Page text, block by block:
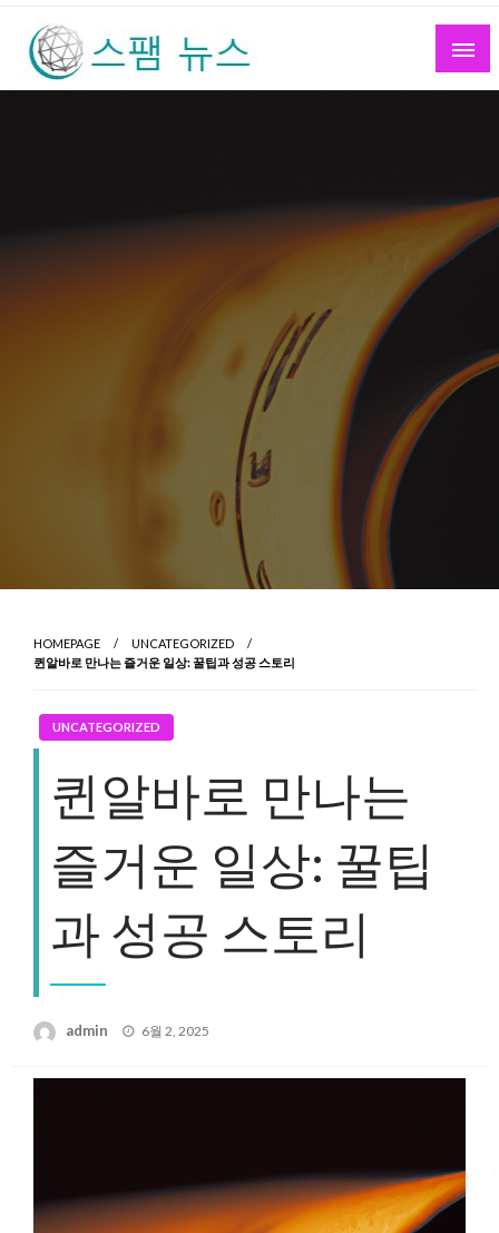
Skip
content
HOMEPAGE
UNCATEGORIZED
퀸알바로 만나는 즐거운 일상: 꿀팁과 성공 스토리
UNCATEGORIZED
퀸알바로 만나는
즐거운 일상: 꿀팁
과 성공 스토리
admin
Posted
6월 2, 2025